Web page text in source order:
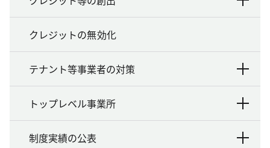
クレジットの無効化
テナント等事業者の対策
トップレベル事業所
制度実績の公表